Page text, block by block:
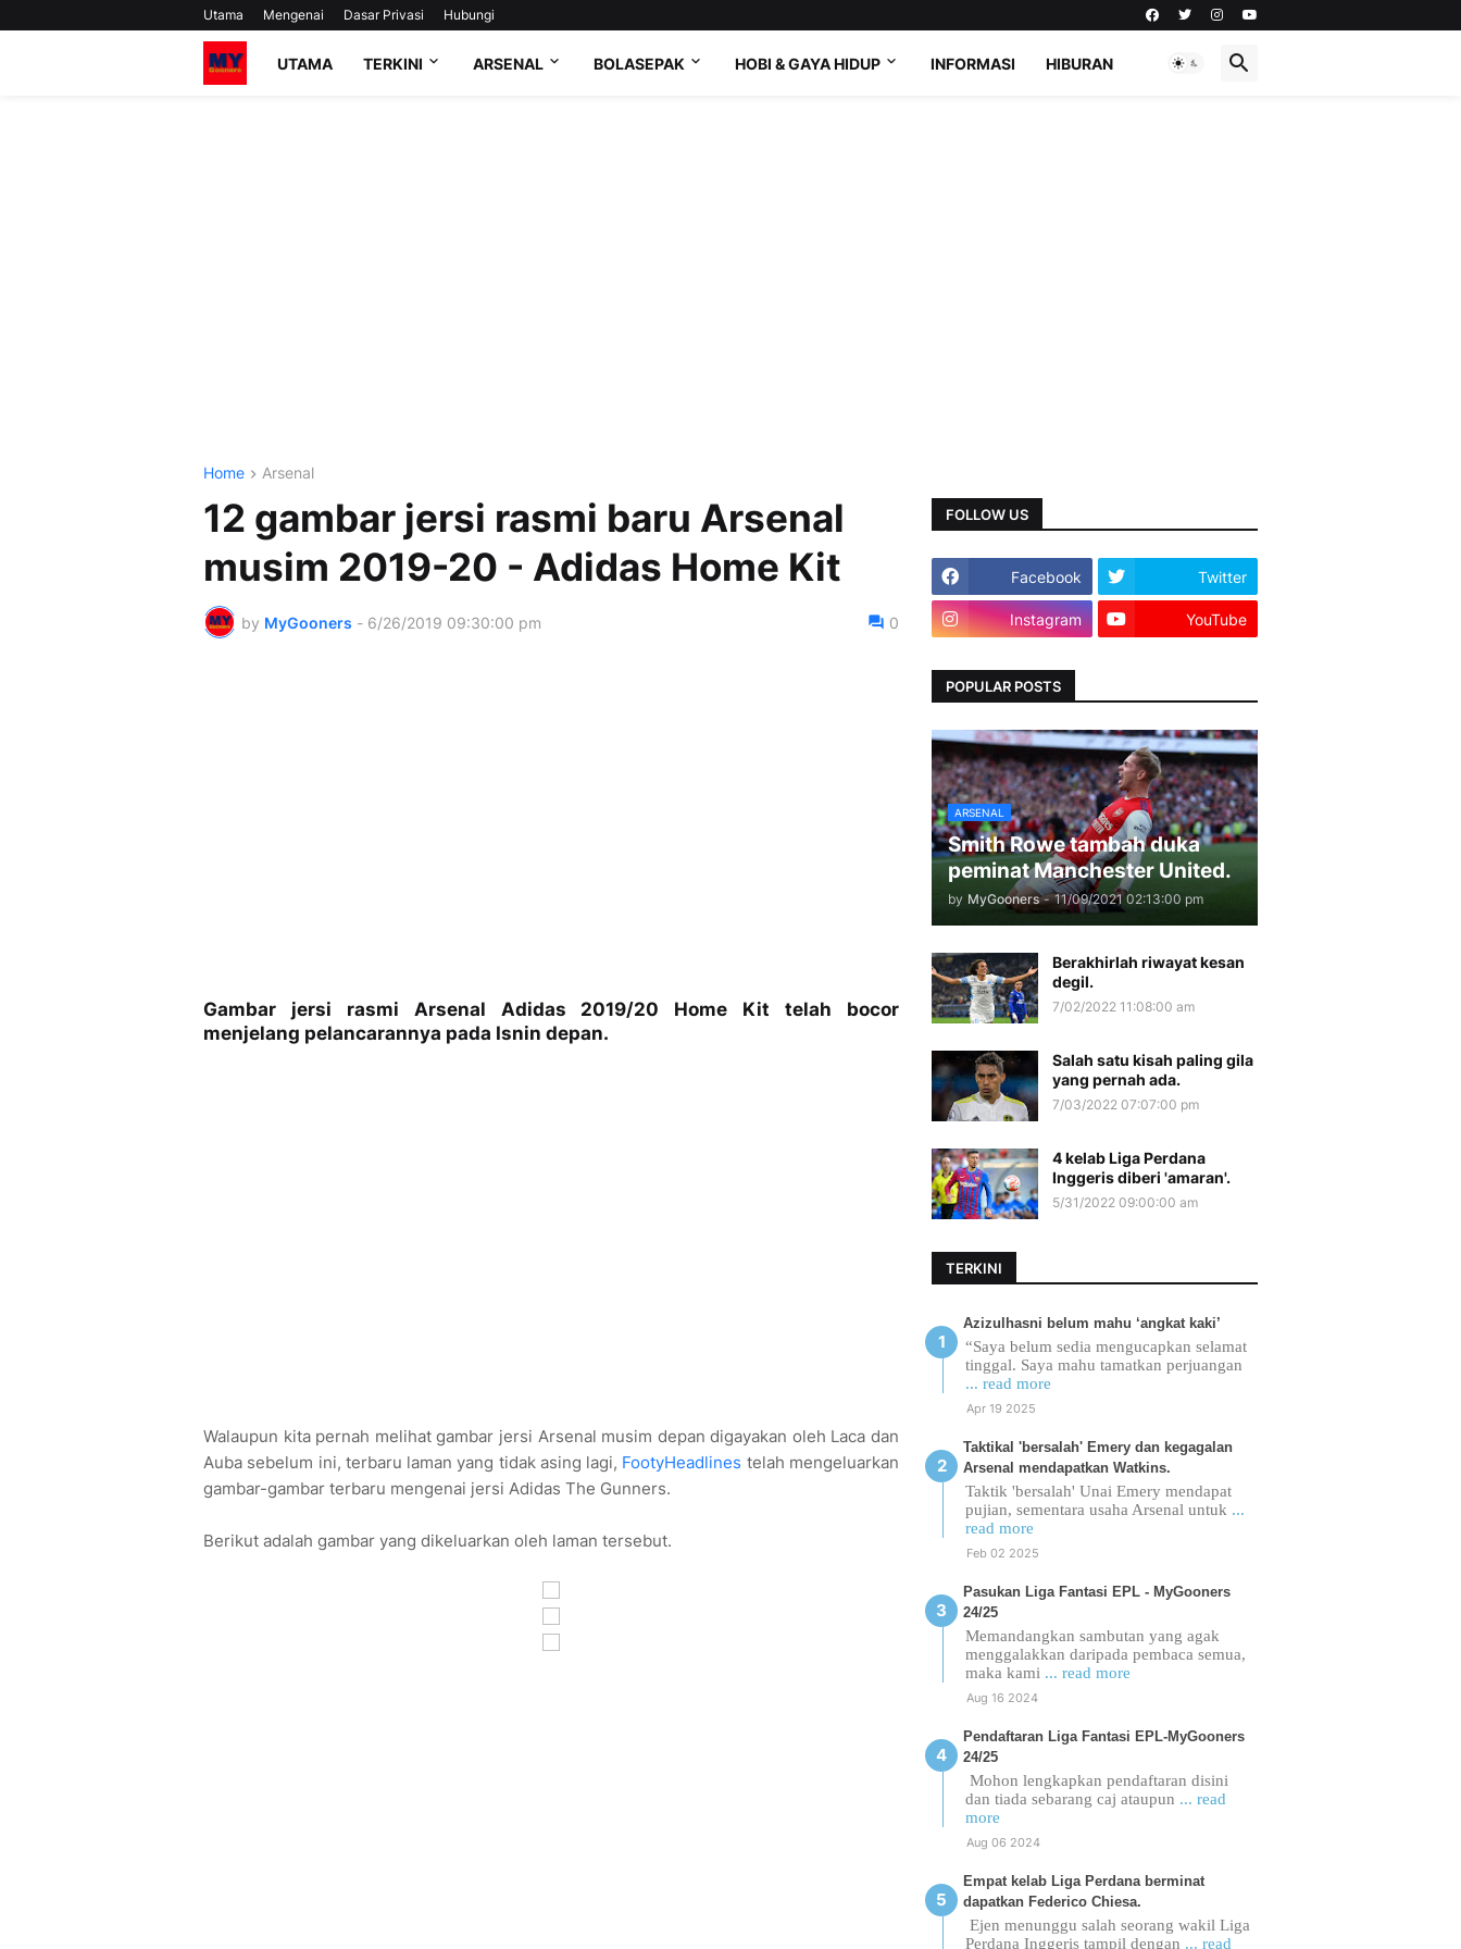
Utama Mengenai Dasar Privasi Hubungi
UTAMA TERKINI ARSENAL BOLASEPAK HOBI & GAYA HIDUP INFORMASI HIBURAN
Home Arsenal
12 gambar jersi rasmi baru Arsenal
musim 2019-20 - Adidas Home Kit
by MyGooners - 6/26/2019 09:30:00 pm 0
Gambar jersi rasmi Arsenal Adidas 2019/20 Home Kit telah bocor
menjelang pelancarannya pada Isnin depan.
Walaupun kita pernah melihat gambar jersi Arsenal musim depan digayakan oleh Laca dan
Auba sebelum ini, terbaru laman yang tidak asing lagi, FootyHeadlines telah mengeluarkan
gambar-gambar terbaru mengenai jersi Adidas The Gunners.
Berikut adalah gambar yang dikeluarkan oleh laman tersebut.
FOLLOW US
Facebook Twitter
Instagram YouTube
POPULAR POSTS
ARSENAL
Smith Rowe tambah duka
peminat Manchester United.
by MyGooners - 11/09/2021 02:13:00 pm
Berakhirlah riwayat kesan
degil.
7/02/2022 11:08:00 am
Salah satu kisah paling gila
yang pernah ada.
7/03/2022 07:07:00 pm
4 kelab Liga Perdana
Inggeris diberi 'amaran'.
5/31/2022 09:00:00 am
TERKINI
Azizulhasni belum mahu ‘angkat kaki’
“Saya belum sedia mengucapkan selamat
tinggal. Saya mahu tamatkan perjuangan
... read more
Apr 19 2025
Taktikal 'bersalah' Emery dan kegagalan
Arsenal mendapatkan Watkins.
Taktik 'bersalah' Unai Emery mendapat
pujian, sementara usaha Arsenal untuk ...
read more
Feb 02 2025
Pasukan Liga Fantasi EPL - MyGooners
24/25
Memandangkan sambutan yang agak
menggalakkan daripada pembaca semua,
maka kami ... read more
Aug 16 2024
Pendaftaran Liga Fantasi EPL-MyGooners
24/25
Mohon lengkapkan pendaftaran disini
dan tiada sebarang caj ataupun ... read
more
Aug 06 2024
Empat kelab Liga Perdana berminat
dapatkan Federico Chiesa.
Ejen menunggu salah seorang wakil Liga
Perdana Inggeris tampil dengan ... read